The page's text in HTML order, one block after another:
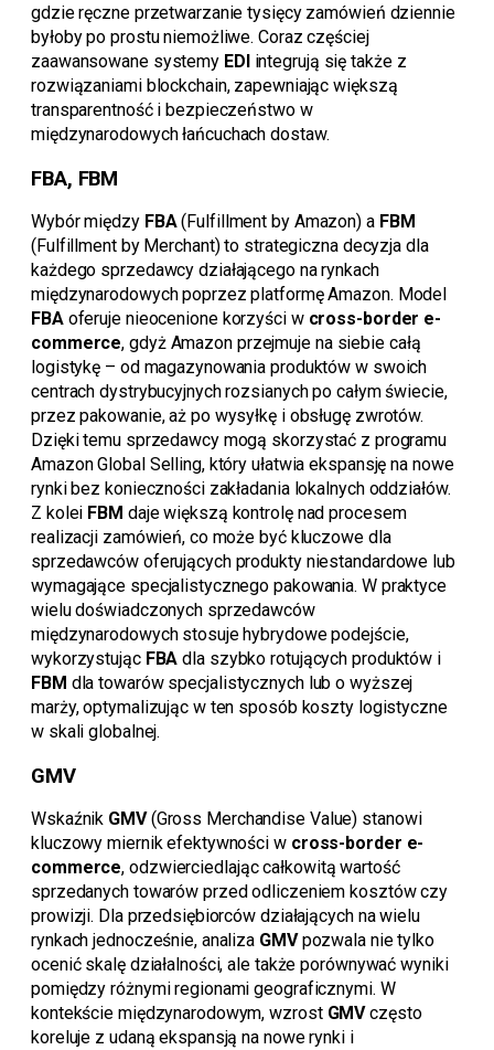
gdzie ręczne przetwarzanie tysięcy zamówień dziennie
byłoby po prostu niemożliwe. Coraz częściej
zaawansowane systemy EDIintegrują się także z
rozwiązaniami blockchain, zapewniając większą
transparentność i bezpieczeństwo w
międzynarodowych łańcuchach dostaw.
FBA, FBM
Wybór między FBA(Fulfillment by Amazon) a FBM
(Fulfillment by Merchant) to strategiczna decyzja dla
każdego sprzedawcy działającego na rynkach
międzynarodowych poprzez platformę Amazon. Model
FBAoferuje nieocenione korzyści w cross-border e-
commerce, gdyż Amazon przejmuje na siebie całą
logistykę – od magazynowania produktów w swoich
centrach dystrybucyjnych rozsianych po całym świecie,
przez pakowanie, aż po wysyłkę i obsługę zwrotów.
Dzięki temu sprzedawcy mogą skorzystać z programu
Amazon Global Selling, który ułatwia ekspansję na nowe
rynki bez konieczności zakładania lokalnych oddziałów.
Z kolei FBM daje większą kontrolę nad procesem
realizacji zamówień, co może być kluczowe dla
sprzedawców oferujących produkty niestandardowe lub
wymagające specjalistycznego pakowania. W praktyce
wielu doświadczonych sprzedawców
międzynarodowych stosuje hybrydowe podejście,
wykorzystując FBA dla szybko rotujących produktów i
FBM dla towarów specjalistycznych lub o wyższej
marży, optymalizując w ten sposób koszty logistyczne
w skali globalnej.
GMV
Wskaźnik GMV(Gross Merchandise Value) stanowi
kluczowy miernik efektywności w cross-border e-
commerce, odzwierciedlając całkowitą wartość
sprzedanych towarów przed odliczeniem kosztów czy
prowizji. Dla przedsiębiorców działających na wielu
rynkach jednocześnie, analiza GMVpozwala nie tylko
ocenić skalę działalności, ale także porównywać wyniki
pomiędzy różnymi regionami geograficznymi. W
kontekście międzynarodowym, wzrost GMVczęsto
koreluje z udaną ekspansją na nowe rynki i